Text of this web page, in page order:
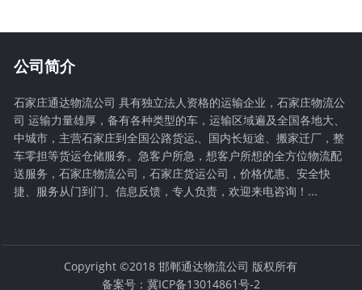
公司简介
石家庄通达物流公司 具有独立法人资格的运输企业，石家庄物流公
司 运输力量雄厚，备有各种类型的车，运输区域遍及全国各地大、
中城市，主营石家庄到全国公路货运,、国内长短途、搬家迁厂，整
车零担等货运仓储服务。急客户所急，想客户所想的全方位物流配
送服务，石家庄物流公司，石家庄货运公司，价格优惠、安全快
捷、服务从门到门、信息反馈，专人负责，欢迎来电咨询！...
Copyright ©2018 邯郸通达物流公司 版权所有
备案号：冀ICP备13014861号-2